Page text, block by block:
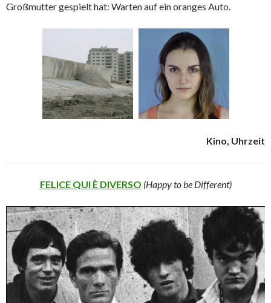
Großmutter gespielt hat: Warten auf ein oranges Auto.
Kino, Uhrzeit
FELICE QUI È DIVERSO (Happy to be Different)